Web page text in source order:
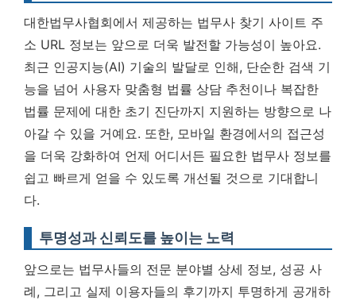
대한법무사협회에서 제공하는 법무사 찾기 사이트 주
소 URL 정보는 앞으로 더욱 발전할 가능성이 높아요.
최근 인공지능(AI) 기술의 발달로 인해, 단순한 검색 기
능을 넘어 사용자 맞춤형 법률 상담 추천이나 복잡한
법률 문제에 대한 초기 진단까지 지원하는 방향으로 나
아갈 수 있을 거예요. 또한, 모바일 환경에서의 접근성
을 더욱 강화하여 언제 어디서든 필요한 법무사 정보를
쉽고 빠르게 얻을 수 있도록 개선될 것으로 기대합니
다.
투명성과 신뢰도를 높이는 노력
앞으로는 법무사들의 전문 분야별 상세 정보, 성공 사
례, 그리고 실제 이용자들의 후기까지 투명하게 공개하